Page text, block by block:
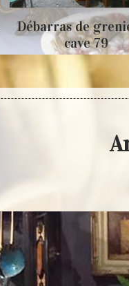
Débarras de
cave 79